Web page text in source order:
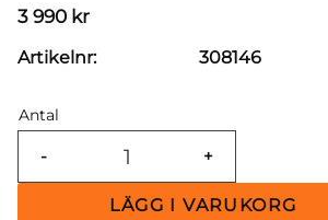
3 990 kr
Antal
+
-
Artikelnr 308146